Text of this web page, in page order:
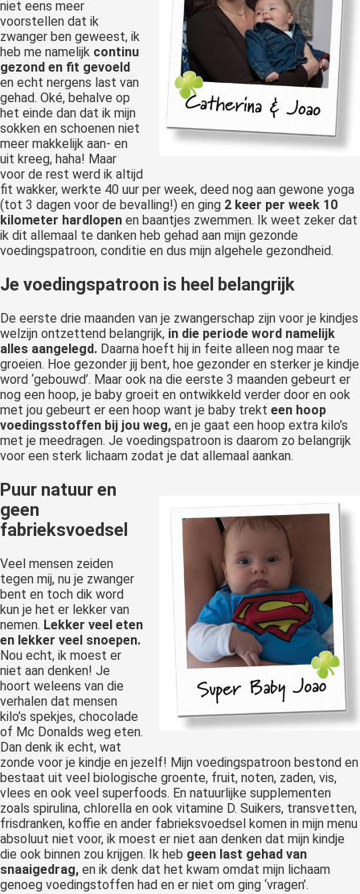
niet eens meer
voorstellen dat ik
zwanger ben geweest, ik
heb me namelijk continu
gezond en fit gevoeld
en echt nergens last van
gehad. Oké, behalve op
het einde dan dat ik mijn
sokken en schoenen niet
meer makkelijk aan- en
uit kreeg, haha! Maar
voor de rest werd ik altijd
fit wakker, werkte 40 uur per week, deed nog aan gewone yoga
(tot 3 dagen voor de bevalling!) en ging 2 keer per week 10
kilometer hardlopen en baantjes zwemmen. Ik weet zeker dat
ik dit allemaal te danken heb gehad aan mijn gezonde
voedingspatroon, conditie en dus mijn algehele gezondheid.
Je voedingspatroon is heel belangrijk
De eerste drie maanden van je zwangerschap zijn voor je kindjes
welzijn ontzettend belangrijk, in die periode word namelijk
alles aangelegd. Daarna hoeft hij in feite alleen nog maar te
groeien. Hoe gezonder jij bent, hoe gezonder en sterker je kindje
word ‘gebouwd’. Maar ook na die eerste 3 maanden gebeurt er
nog een hoop, je baby groeit en ontwikkeld verder door en ook
met jou gebeurt er een hoop want je baby trekt een hoop
voedingsstoffen bij jou weg, en je gaat een hoop extra kilo’s
met je meedragen. Je voedingspatroon is daarom zo belangrijk
voor een sterk lichaam zodat je dat allemaal aankan.
Puur natuur en
geen
fabrieksvoedsel
Veel mensen zeiden
tegen mij, nu je zwanger
bent en toch dik word
kun je het er lekker van
nemen. Lekker veel eten
en lekker veel snoepen.
Nou echt, ik moest er
niet aan denken! Je
hoort weleens van die
verhalen dat mensen
kilo’s spekjes, chocolade
of Mc Donalds weg eten.
Dan denk ik echt, wat
zonde voor je kindje en jezelf! Mijn voedingspatroon bestond en
bestaat uit veel biologische groente, fruit, noten, zaden, vis,
vlees en ook veel superfoods. En natuurlijke supplementen
zoals spirulina, chlorella en ook vitamine D. Suikers, transvetten,
frisdranken, koffie en ander fabrieksvoedsel komen in mijn menu
absoluut niet voor, ik moest er niet aan denken dat mijn kindje
die ook binnen zou krijgen. Ik heb geen last gehad van
snaaigedrag, en ik denk dat het kwam omdat mijn lichaam
genoeg voedingstoffen had en er niet om ging ‘vragen’.